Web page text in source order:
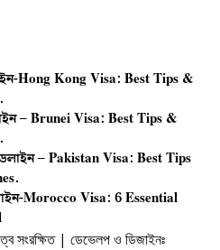
Hong Kong Visa: Best Tips &
– Brunei Visa: Best Tips &
– Pakistan Visa: Best Tips
Morocco Visa: 6 Essential
সংরক্ষিত | ডেভেলপ ও ডিজাইনঃ